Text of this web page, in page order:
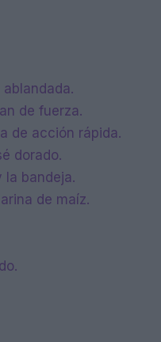
de fuerza.
de acción rápida.
dorado.
la bandeja.
de maíz.